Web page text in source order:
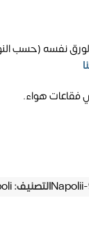
نفسه (حسب
فقاعات هواء.
التصنيف: